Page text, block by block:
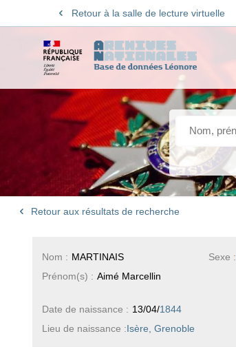
Retour à la salle de lecture virtuelle
Retour aux résultats de recherche
Sexe :
Nom : MARTINAIS
Prénom(s) : Aimé Marcellin
Date de naissance : 13/04/1844
Lieu de naissance :Isère, Grenoble